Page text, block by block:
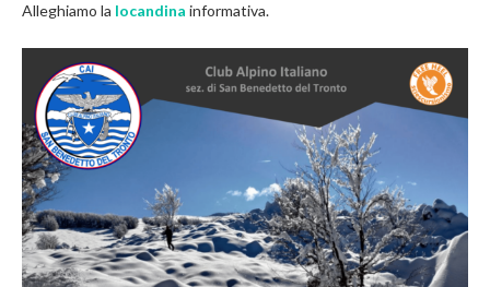
Alleghiamo la locandina informativa.